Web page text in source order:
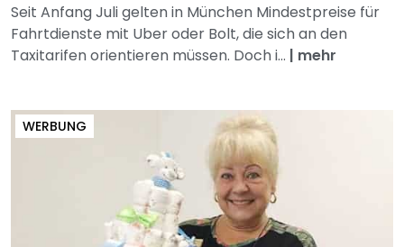
Seit Anfang Juli gelten in München Mindestpreise für
Fahrtdienste mit Uber oder Bolt, die sich an den
Taxitarifen orientieren müssen. Doch i... | mehr
WERBUNG